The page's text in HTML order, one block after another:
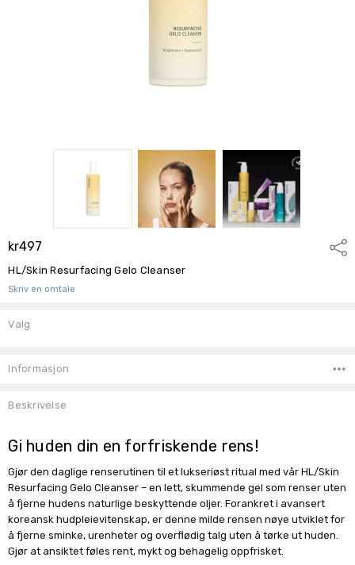
kr497
Del
HL/Skin Resurfacing Gelo Cleanser
Skriv en omtale
Valg
Informasjon
Beskrivelse
Gi huden din en forfriskende rens!
Gjør den daglige renserutinen til et lukseriøst ritual med vår HL/Skin
Resurfacing Gelo Cleanser – en lett, skummende gel som renser uten
å fjerne hudens naturlige beskyttende oljer. Forankret i avansert
koreansk hudpleievitenskap, er denne milde rensen nøye utviklet for
å fjerne sminke, urenheter og overflødig talg uten å tørke ut huden.
Gjør at ansiktet føles rent, mykt og behagelig oppfrisket.